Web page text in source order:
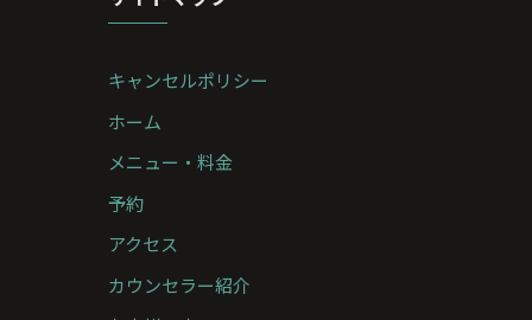
キャンセルポリシー
ホーム
メニュー・料金
予約
アクセス
カウンセラー紹介